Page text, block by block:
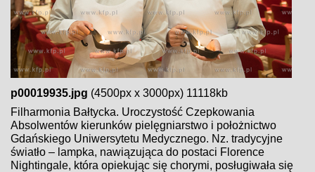
p00019935.jpg (4500px x 3000px) 11118kb
Filharmonia Bałtycka. Uroczystość Czepkowania
Absolwentów kierunków pielęgniarstwo i położnictwo
Gdańskiego Uniwersytetu Medycznego. Nz. tradycyjne
światło – lampka, nawiązująca do postaci Florence
Nightingale, która opiekując się chorymi, posługiwała się